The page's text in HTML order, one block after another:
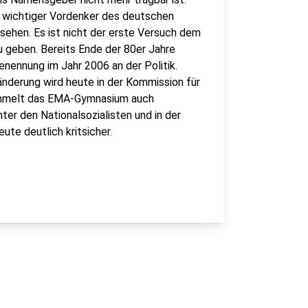
Vordenker des deutschen
Es ist nicht der erste Versuch dem
geben. Bereits Ende der 80er Jahre
im Jahr 2006 an der Politik.
wird heute in der Kommission für
das EMA-Gymnasium auch
den Nationalsozialisten und in der
deutlich kritsicher.